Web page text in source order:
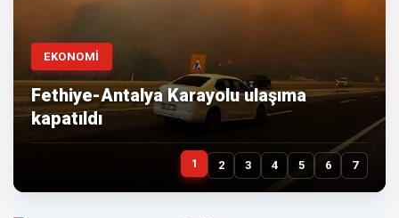
EKONOMİ
Fethiye-Antalya Karayolu ulaşıma
kapatıldı
1 2 3 4 5 6 7